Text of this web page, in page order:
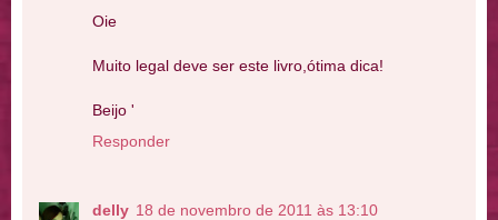
Oie
Muito legal deve ser este livro,ótima dica!
Beijo '
Responder
delly 18 de novembro de 2011 às 13:10